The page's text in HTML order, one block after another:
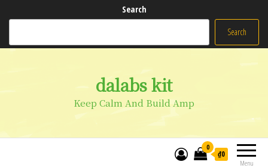
Search
Search
dalabs kit
Keep Calm And Build Amp
Menu
0
₫0